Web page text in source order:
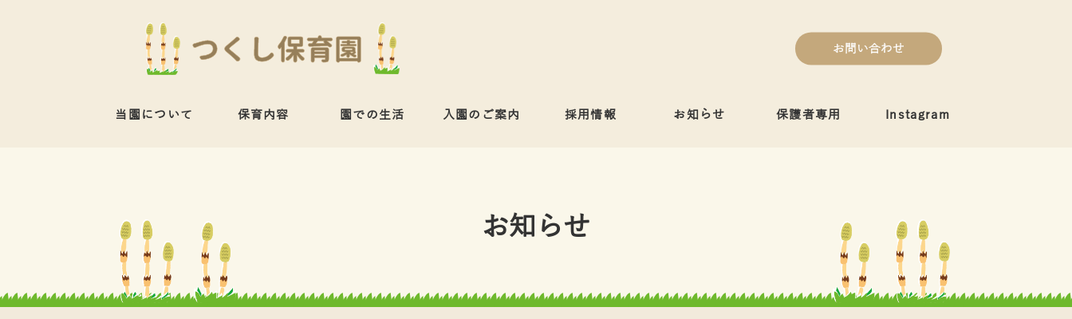
お問い合わせ
当園について 保育内容 園での生活 入園のご案内 採用情報 お知らせ 保護者専用 Instagram
お知らせ